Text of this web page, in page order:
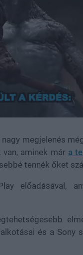
megjelenés
aminek már a
tennék őket
előadásával,
és a Sony